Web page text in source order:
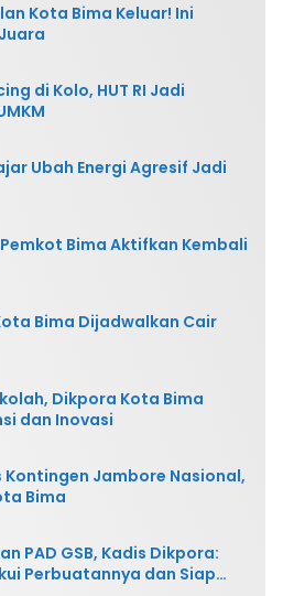
Kota Bima Keluar! Ini
di Kolo, HUT RI Jadi
Ubah Energi Agresif Jadi
Bima Aktifkan Kembali
Bima Dijadwalkan Cair
Dikpora Kota Bima
dan Inovasi
Kontingen Jambore Nasional,
Bima
PAD GSB, Kadis Dikpora:
Perbuatannya dan Siap